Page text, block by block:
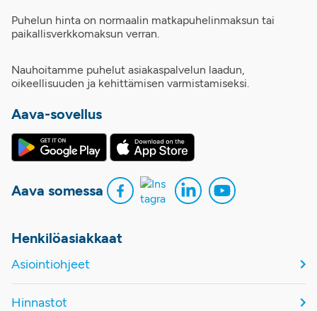
Puhelun hinta on normaalin matkapuhelinmaksun tai
paikallisverkkomaksun verran.
Nauhoitamme puhelut asiakaspalvelun laadun,
oikeellisuuden ja kehittämisen varmistamiseksi.
Aava-sovellus
Aava somessa
Henkilöasiakkaat
Asiointiohjeet
Hinnastot